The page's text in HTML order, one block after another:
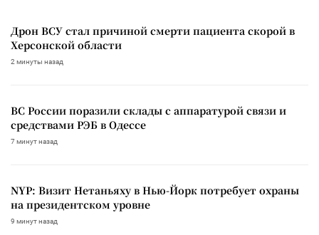
Дрон ВСУ стал причиной смерти пациента скорой в
Херсонской области
2 минуты назад
ВС России поразили склады с аппаратурой связи и
средствами РЭБ в Одессе
7 минут назад
NYP: Визит Нетаньяху в Нью-Йорк потребует охраны
на президентском уровне
9 минут назад